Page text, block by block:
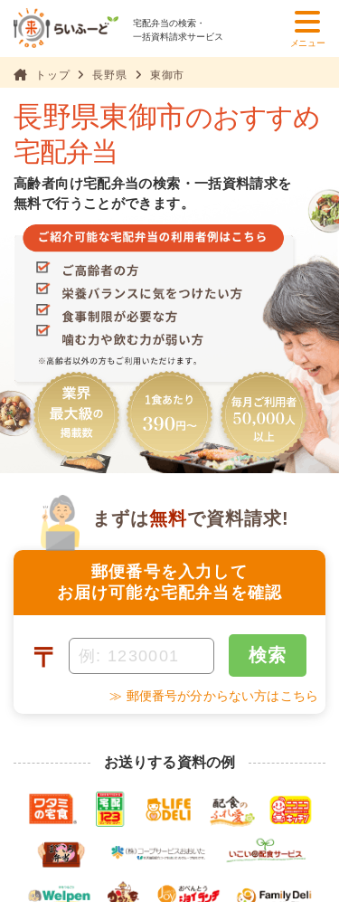
宅配弁当の検索・
一括資料請求サービス
メニュー
トップ 長野県 東御市
長野県東御市のおすすめ
宅配弁当
高齢者向け宅配弁当の検索・一括資料請求を
無料で行うことができます。
郵便番号を入力して
お届け可能な宅配弁当を確認
まずは無料で資料請求!
〒 検索
≫ 郵便番号が分からない方はこちら
お送りする資料の例